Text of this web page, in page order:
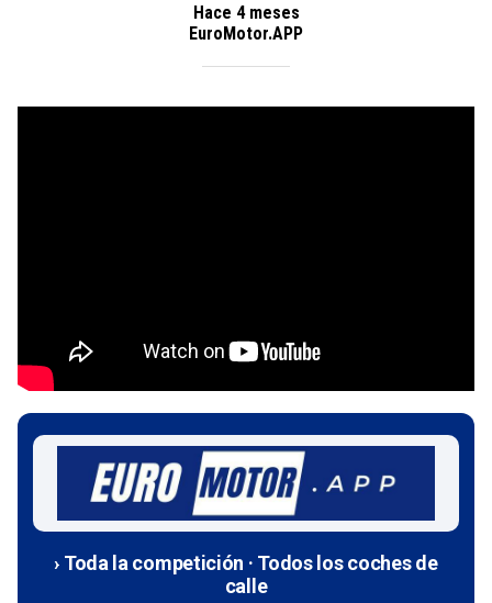
Hace 4 meses
EuroMotor.APP
› Toda la competición · Todos los coches de
calle